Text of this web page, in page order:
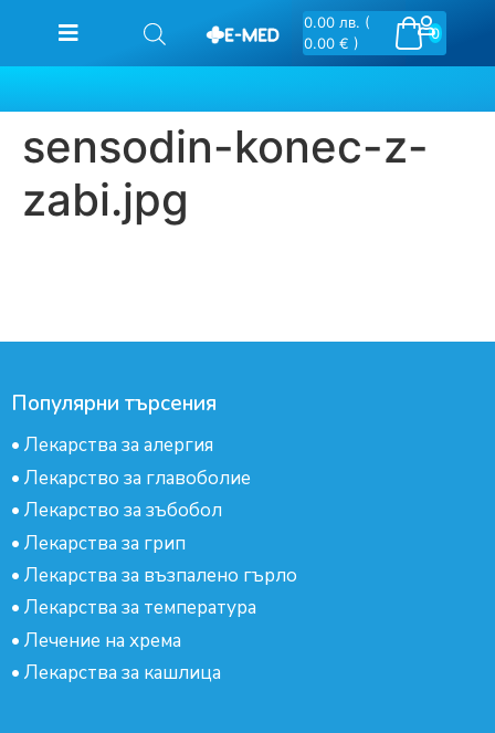
0
0.00 лв. (
0.00 € )
sensodin-konec-z-
zabi.jpg
Популярни търсения
• Лекарства за алергия
• Лекарство за главоболие
• Лекарство за зъбобол
• Лекарства за грип
• Лекарства за възпалено гърло
• Лекарства за температура
• Лечение на хрема
• Лекарства за кашлица